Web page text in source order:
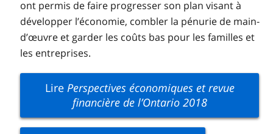
ont permis de faire progresser son plan visant à
développer l’économie, combler la pénurie de main‐
d’œuvre et garder les coûts bas pour les familles et
les entreprises.
Lire Perspectives économiques et revue
financière de l’Ontario 2018